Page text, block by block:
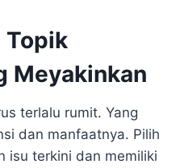
Topik
Meyakinkan
terlalu rumit. Yang
dan manfaatnya. Pilih
isu terkini dan memiliki